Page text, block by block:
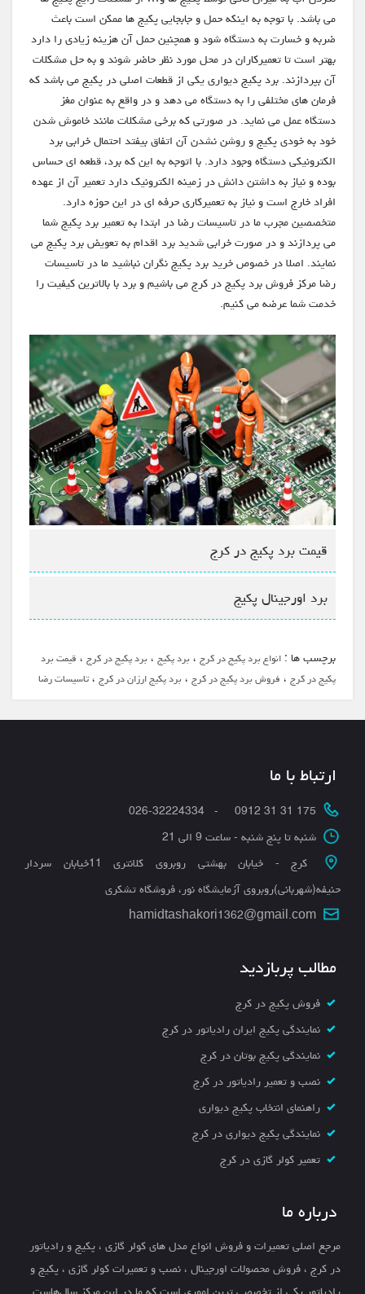
می باشد. با توجه به اینکه حمل و جابجایی پکیج ها ممکن است باعث
ضربه و خسارت به دستگاه شود و همچنین حمل آن هزینه زیادی را دارد
بهتر است تا تعمیرکاران در محل مورد نظر حاضر شوند و به حل مشکلات
آن بپردازند. برد پکیج دیواری یکی از قطعات اصلی در پکیج می باشد که
فرمان های مختلفی را به دستگاه می دهد و در واقع به عنوان مغز
دستگاه عمل می نماید. در صورتی که برخی مشکلات مانند خاموش شدن
خود به خودی پکیج و روشن نشدن آن اتفاق بیفتد احتمال خرابی برد
الکترونیکی دستگاه وجود دارد. با اتوجه به این که برد، قطعه ای حساس
بوده و نیاز به داشتن دانش در زمینه الکترونیک دارد تعمیر آن از عهده
افراد خارج است و نیاز به تعمیرکاری حرفه ای در این حوزه دارد.
متخصصین مجرب ما در تاسیسات رضا در ابتدا به تعمیر برد پکیج شما
می پردازند و در صورت خرابی شدید برد اقدام به تعویض برد پکیج می
نمایند. اصلا در خصوص خرید برد پکیج نگران نباشید ما در تاسیسات
رضا مرکز فروش برد پکیج در کرج می باشیم و برد با بالاترین کیفیت را
خدمت شما عرضه می کنیم.
قیمت برد پکیج در کرج
برد اورجینال پکیج
برچسب ها : انواع برد پکیج در کرج،برد پکیج،برد پکیج در کرج، قیمت برد
پکیج در کرج، فروش برد پکیج در کرج،برد پکیج ارزان در کرج،تاسیسات رضا
ارتباط با ما
175 31 31 0912 - 026-32224334
شنبه تا پنج شنبه - ساعت 9 الی 21
کرج - خیابان بهشتی روبروی کلانتری 11خیابان سردار
حنیفه(شهربانی)روبروی آزمایشگاه نور، فروشگاه تشکری
hamidtashakori1362@gmail.com
مطالب پربازدید
فروش پکیج در کرج
نمایندگی پکیج ایران رادیاتور در کرج
نمایندگی پکیج بوتان در کرج
نصب و تعمیر رادیاتور در کرج
راهنمای انتخاب پکیج دیواری
نمایندگی پکیج دیواری در کرج
تعمیر کولر گازی در کرج
درباره ما
مرجع اصلی تعمیرات و فروش انواع مدل های کولر گازی ، پکیج و رادیاتور
در کرج ، فروش محصولات اورجینال ، نصب و تعمیرات کولر گازی ، پکیج و